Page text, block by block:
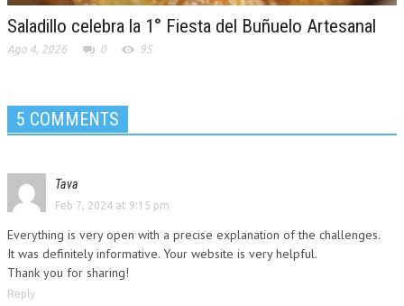
Saladillo celebra la 1° Fiesta del Buñuelo Artesanal
Ago 4, 2026 0 95
5 COMMENTS
Tava
Feb 7, 2024 at 9:15 pm
Everything is very open with a precise explanation of the challenges.
It was definitely informative. Your website is very helpful.
Thank you for sharing!
Reply